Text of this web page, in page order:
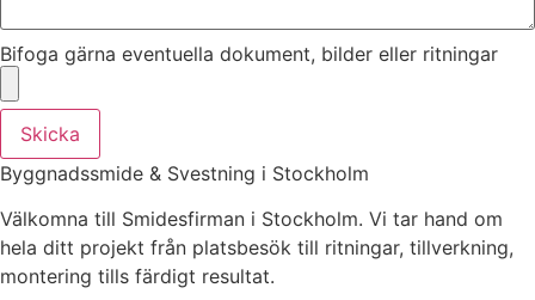
Bifoga gärna eventuella dokument, bilder eller ritningar
Skicka
Byggnadssmide & Svestning i Stockholm
Välkomna till Smidesfirman i Stockholm. Vi tar hand om
hela ditt projekt från platsbesök till ritningar, tillverkning,
montering tills färdigt resultat.